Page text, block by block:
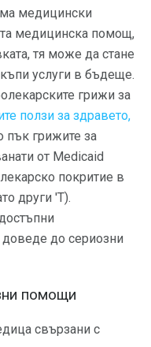
медицински
медицинска помощ,
тя може да стане
услуги в бъдеще.
грижи за
ползи за здравето,
пък грижите за
от Medicaid
покритие в
други 'T).
до сериозни
помощи
свързани с